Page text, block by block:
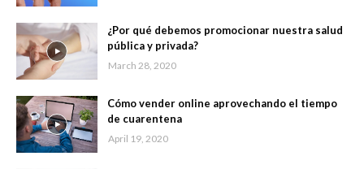
¿Por qué debemos promocionar nuestra salud
pública y privada?
March 28, 2020
Cómo vender online aprovechando el tiempo
de cuarentena
April 19, 2020